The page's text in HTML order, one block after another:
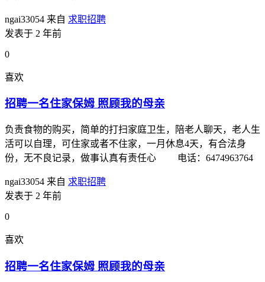
ngai33054 来自 求职招聘
发表于 2 年前
0
喜欢
招聘一名住家保姆 照顾我的母亲
负责食物的购买，简单的打扫家庭卫生，陪老人聊天，老人生
活可以自理，可住家或者不住家，一月休息4天，有合法身
份，无不良记录，做事认真有责任心 电话：6474963764
ngai33054 来自 求职招聘
发表于 2 年前
0
喜欢
招聘一名住家保姆 照顾我的母亲